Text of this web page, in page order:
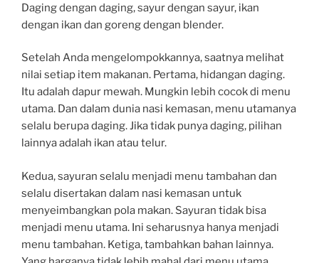
Daging dengan daging, sayur dengan sayur, ikan
dengan ikan dan goreng dengan blender.
Setelah Anda mengelompokkannya, saatnya melihat
nilai setiap item makanan. Pertama, hidangan daging.
Itu adalah dapur mewah. Mungkin lebih cocok di menu
utama. Dan dalam dunia nasi kemasan, menu utamanya
selalu berupa daging. Jika tidak punya daging, pilihan
lainnya adalah ikan atau telur.
Kedua, sayuran selalu menjadi menu tambahan dan
selalu disertakan dalam nasi kemasan untuk
menyeimbangkan pola makan. Sayuran tidak bisa
menjadi menu utama. Ini seharusnya hanya menjadi
menu tambahan. Ketiga, tambahkan bahan lainnya.